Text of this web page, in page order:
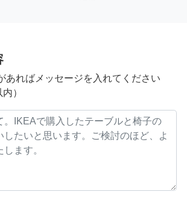
あればメッセージを入れてください
）